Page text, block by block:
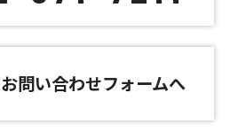
問い合わせフォームへ